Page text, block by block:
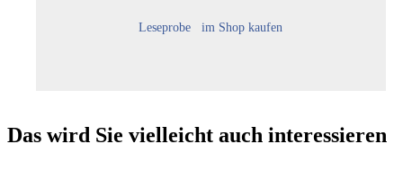
Leseprobe im Shop kaufen
Das wird Sie vielleicht auch interessieren